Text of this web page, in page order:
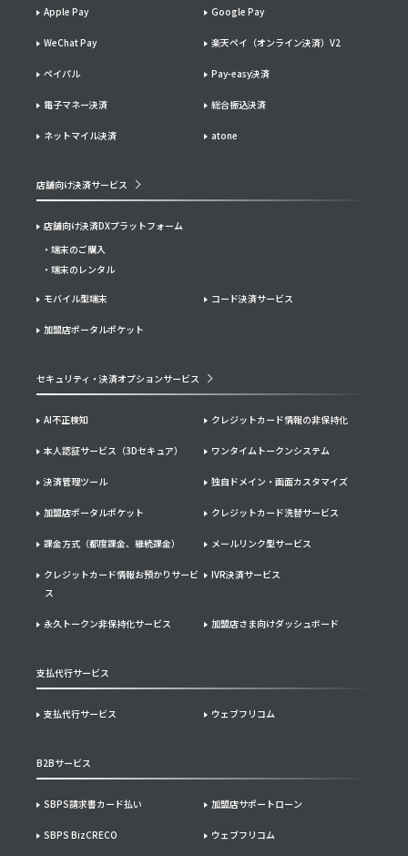
ペイパル
Apple Pay
WeChat Pay 楽天ペイ（オンライン決済）V2
Google Pay
Pay-easy決済
電子マネー決済 総合振込決済
ネットマイル決済 atone
セキュリティ・決済オプションサービス
AI不正検知 クレジットカード情報の非保持化
本人認証サービス（3Dセキュア） ワンタイムトークンシステム
決済管理ツール 独自ドメイン・画面カスタマイズ
加盟店ポータルポケット クレジットカード洗替サービス
課金方式（都度課金、継続課金） メールリンク型サービス
クレジットカード情報お預かりサービ
ス
IVR決済サービス
永久トークン非保持化サービス 加盟店さま向けダッシュボード
店舗向け決済サービス
店舗向け決済DXプラットフォーム
端末のご購入
端末のレンタル
モバイル型端末 コード決済サービス
加盟店ポータルポケット
支払代行サービス
支払代行サービス ウェブフリコム
B2Bサービス
SBPS請求書カード払い 加盟店サポートローン
SBPS BizCRECO ウェブフリコム